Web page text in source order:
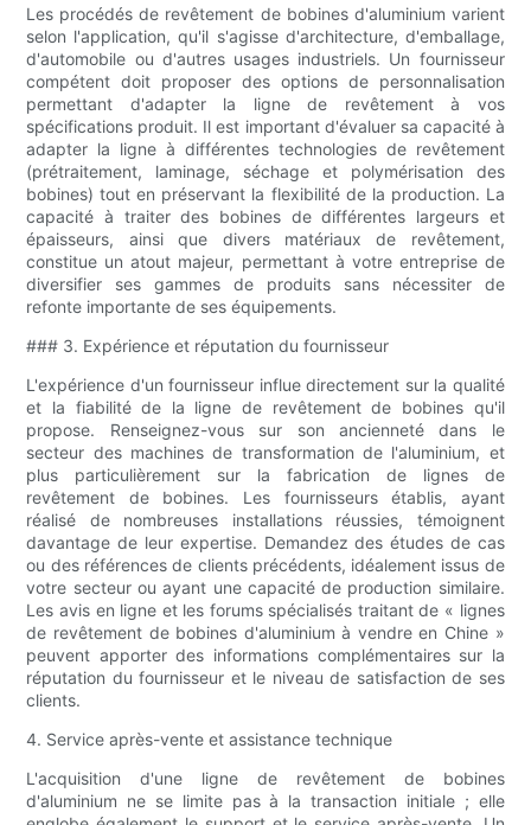
Les procédés de revêtement de bobines d'aluminium varient
selon l'application, qu'il s'agisse d'architecture, d'emballage,
d'automobile ou d'autres usages industriels. Un fournisseur
compétent doit proposer des options de personnalisation
permettant d'adapter la ligne de revêtement à vos
spécifications produit. Il est important d'évaluer sa capacité à
adapter la ligne à différentes technologies de revêtement
(prétraitement, laminage, séchage et polymérisation des
bobines) tout en préservant la flexibilité de la production. La
capacité à traiter des bobines de différentes largeurs et
épaisseurs, ainsi que divers matériaux de revêtement,
constitue un atout majeur, permettant à votre entreprise de
diversifier ses gammes de produits sans nécessiter de
refonte importante de ses équipements.
### 3. Expérience et réputation du fournisseur
L'expérience d'un fournisseur influe directement sur la qualité
et la fiabilité de la ligne de revêtement de bobines qu'il
propose. Renseignez-vous sur son ancienneté dans le
secteur des machines de transformation de l'aluminium, et
plus particulièrement sur la fabrication de lignes de
revêtement de bobines. Les fournisseurs établis, ayant
réalisé de nombreuses installations réussies, témoignent
davantage de leur expertise. Demandez des études de cas
ou des références de clients précédents, idéalement issus de
votre secteur ou ayant une capacité de production similaire.
Les avis en ligne et les forums spécialisés traitant de « lignes
de revêtement de bobines d'aluminium à vendre en Chine »
peuvent apporter des informations complémentaires sur la
réputation du fournisseur et le niveau de satisfaction de ses
clients.
4. Service après-vente et assistance technique
L'acquisition d'une ligne de revêtement de bobines
d'aluminium ne se limite pas à la transaction initiale ; elle